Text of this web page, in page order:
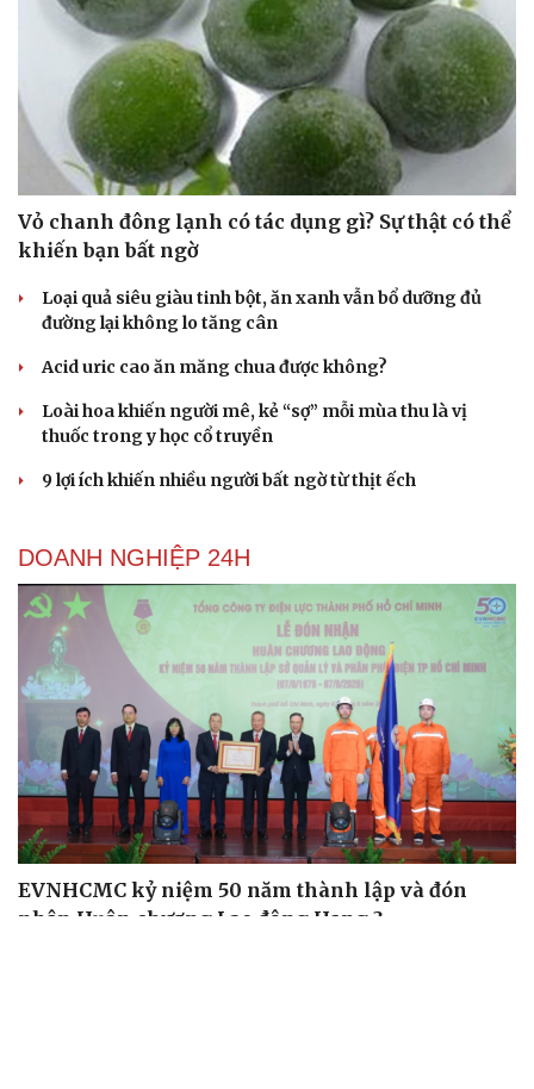
Vỏ chanh đông lạnh có tác dụng gì? Sự thật có thể
khiến bạn bất ngờ
Loại quả siêu giàu tinh bột, ăn xanh vẫn bổ dưỡng đủ
đường lại không lo tăng cân
Acid uric cao ăn măng chua được không?
Loài hoa khiến người mê, kẻ “sợ” mỗi mùa thu là vị
thuốc trong y học cổ truyền
9 lợi ích khiến nhiều người bất ngờ từ thịt ếch
DOANH NGHIỆP 24H
EVNHCMC kỷ niệm 50 năm thành lập và đón
nhận Huân chương Lao động Hạng 3